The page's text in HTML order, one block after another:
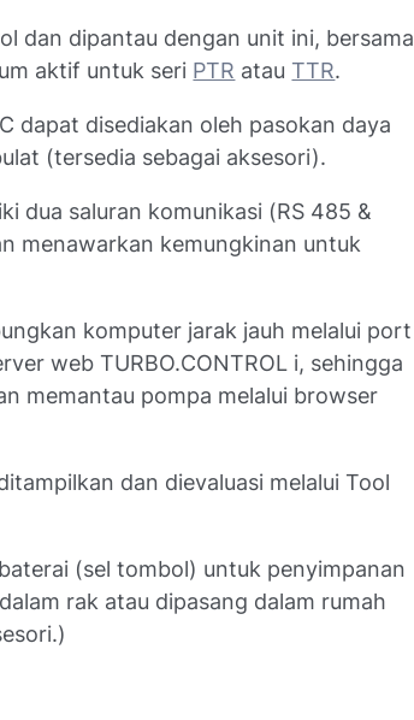
dan dipantau dengan unit ini, bersama
aktif untuk seri PTR atau TTR.
dapat disediakan oleh pasokan daya
(tersedia sebagai aksesori).
dua saluran komunikasi (RS 485 &
menawarkan kemungkinan untuk
komputer jarak jauh melalui port
web TURBO.CONTROL i, sehingga
memantau pompa melalui browser
dan dievaluasi melalui Tool
(sel tombol) untuk penyimpanan
rak atau dipasang dalam rumah